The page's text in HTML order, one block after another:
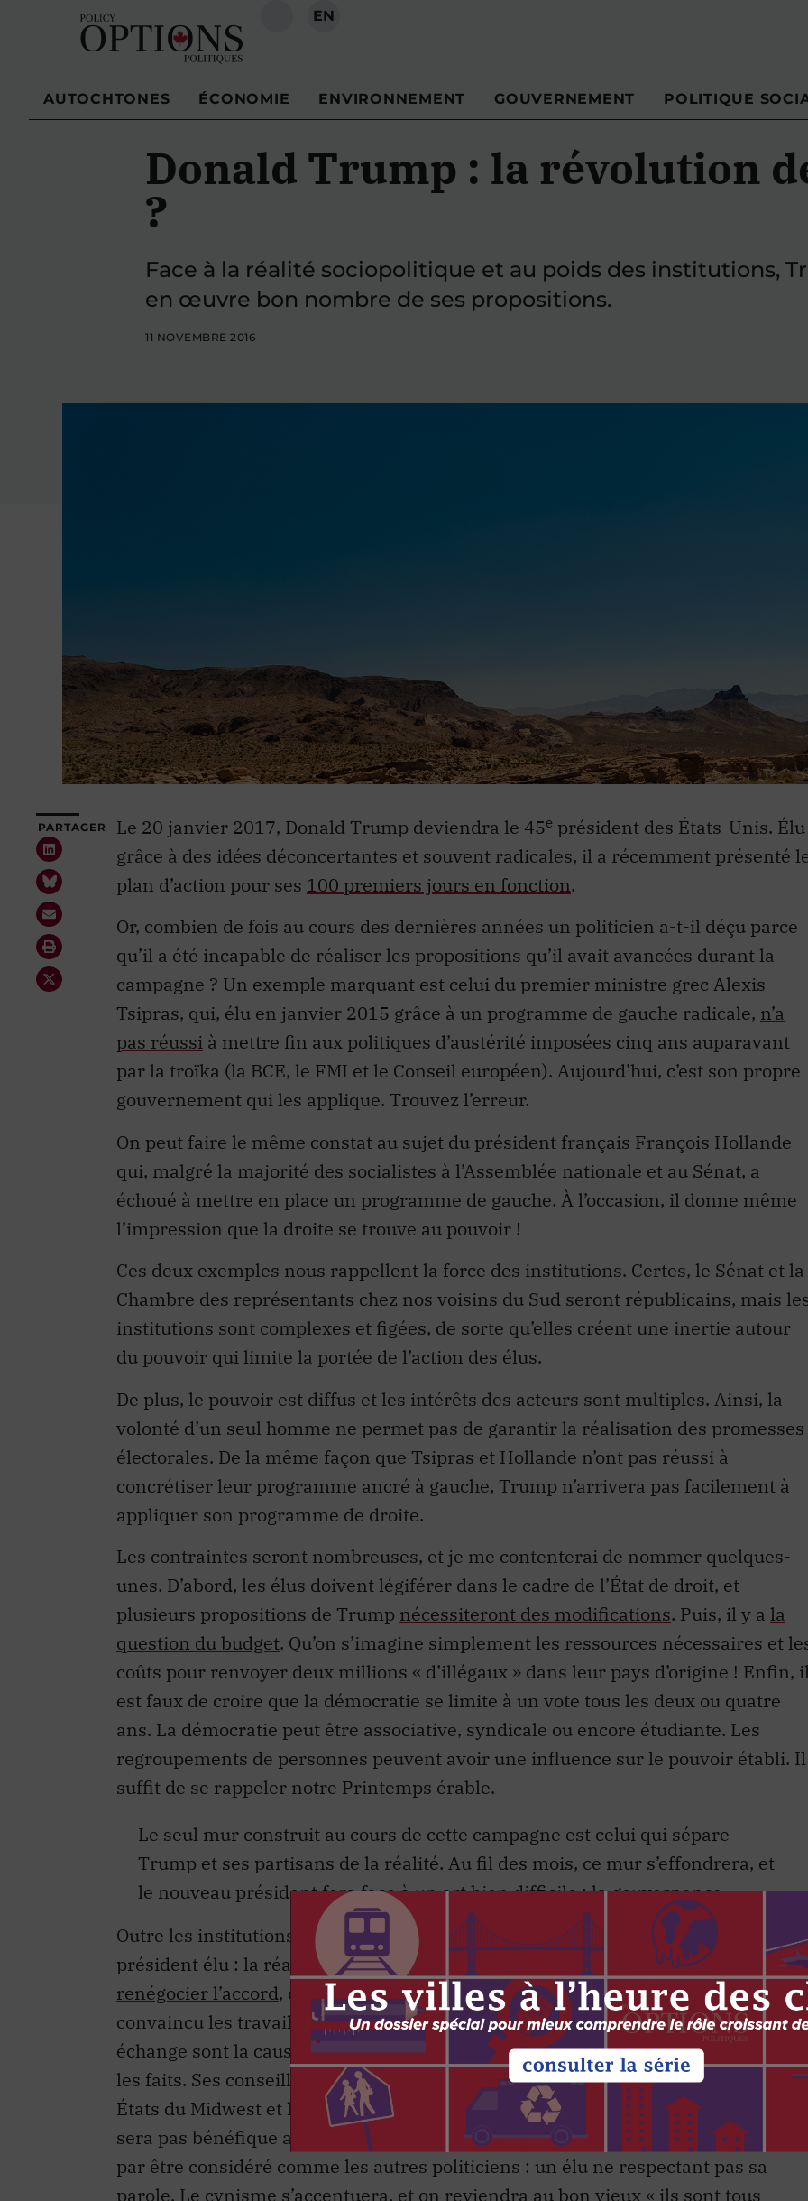
RECHERCHE
EN
AUTOCHTONES ÉCONOMIE ENVIRONNEMENT GOUVERNEMENT POLITIQUE
Donald Trump : la révolution
?
Face à la réalité sociopolitique et au poids des institutions,
en œuvre bon nombre de ses propositions.
11 NOVEMBRE 2016
PARTAGER Le 20 janvier 2017, Donald Trump deviendra le 45e président des États-Unis. Élu
grâce à des idées déconcertantes et souvent radicales, il a récemment présenté
plan d’action pour ses 100 premiers jours en fonction.
Or, combien de fois au cours des dernières années un politicien a-t-il déçu parce
qu’il a été incapable de réaliser les propositions qu’il avait avancées durant la
campagne ? Un exemple marquant est celui du premier ministre grec Alexis
Tsipras, qui, élu en janvier 2015 grâce à un programme de gauche radicale, n’a
pas réussi à mettre fin aux politiques d’austérité imposées cinq ans auparavant
par la troïka (la BCE, le FMI et le Conseil européen). Aujourd’hui, c’est son propre
gouvernement qui les applique. Trouvez l’erreur.
On peut faire le même constat au sujet du président français François Hollande
qui, malgré la majorité des socialistes à l’Assemblée nationale et au Sénat, a
échoué à mettre en place un programme de gauche. À l’occasion, il donne même
l’impression que la droite se trouve au pouvoir !
Ces deux exemples nous rappellent la force des institutions. Certes, le Sénat et la
Chambre des représentants chez nos voisins du Sud seront républicains, mais
institutions sont complexes et figées, de sorte qu’elles créent une inertie autour
du pouvoir qui limite la portée de l’action des élus.
De plus, le pouvoir est diffus et les intérêts des acteurs sont multiples. Ainsi, la
volonté d’un seul homme ne permet pas de garantir la réalisation des promesses
électorales. De la même façon que Tsipras et Hollande n’ont pas réussi à
concrétiser leur programme ancré à gauche, Trump n’arrivera pas facilement à
appliquer son programme de droite.
Les contraintes seront nombreuses, et je me contenterai de nommer quelques-
unes. D’abord, les élus doivent légiférer dans le cadre de l’État de droit, et
plusieurs propositions de Trump nécessiteront des modifications. Puis, il y a la
question du budget. Qu’on s’imagine simplement les ressources nécessaires et
coûts pour renvoyer deux millions « d’illégaux » dans leur pays d’origine ! Enfin,
est faux de croire que la démocratie se limite à un vote tous les deux ou quatre
ans. La démocratie peut être associative, syndicale ou encore étudiante. Les
regroupements de personnes peuvent avoir une influence sur le pouvoir établi. Il
suffit de se rappeler notre Printemps érable.
Le seul mur construit au cours de cette campagne est celui qui sépare
Trump et ses partisans de la réalité. Au fil des mois, ce mur s’effondrera, et
le nouveau président fera face à un art bien difficile : la gouvernance.
Outre les institutions, un élément bien important freinera aussi les ardeurs du
président élu : la réalité et les faits. Lorsqu’il promet de déchirer l’ALENA ou de
renégocier l’accord, on ne peut que lui souhaiter bonne chance. S’il a bien
convaincu les travailleurs du Michigan et du Wisconsin que les traités de libre-
échange sont la cause de leurs malheurs économiques, Trump sera rattrapé par
les faits. Ses conseillers lui expliqueront que de couper les liens entre ces deux
États du Midwest et leur principal partenaire économique qu’est le Canada ne
sera pas bénéfique après tout. Trump devra changer son fusil d’épaule. Il finira
par être considéré comme les autres politiciens : un élu ne respectant pas sa
parole. Le cynisme s’accentuera, et on reviendra au bon vieux « ils sont tous